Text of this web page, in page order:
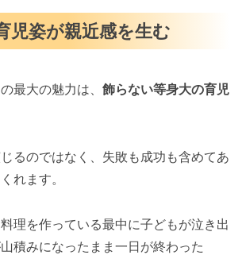
児姿が親近感を生む
最大の魅力は、 飾らない等身大の育児
るのではなく、失敗も成功も含めてあ
れます。
理を作っている最中に子どもが泣き出
積みになったまま一日が終わった